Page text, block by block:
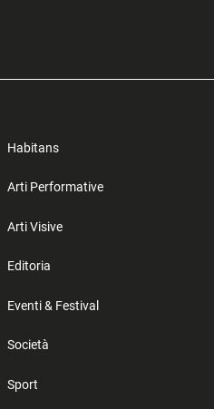
Habitans
Arti Performative
Arti Visive
Editoria
Eventi & Festival
Società
Sport